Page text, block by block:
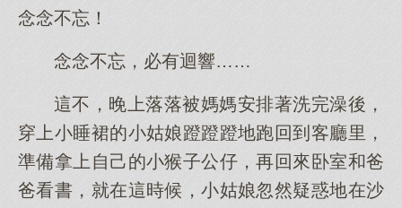
念念不忘！
念念不忘，必有迴響……
這不，晚上落落被媽媽安排著洗完澡後，
穿上小睡裙的小姑娘蹬蹬蹬地跑回到客廳里，
準備拿上自己的小猴子公仔，再回來卧室和爸
爸看書，就在這時候，小姑娘忽然疑惑地在沙